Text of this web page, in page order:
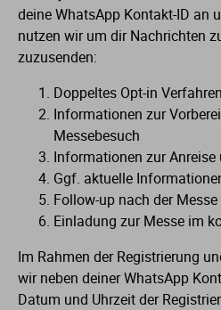
deine WhatsApp Kontakt-ID an
nutzen wir um dir Nachrichten
zuzusenden:
Doppeltes Opt-in
Informationen zur
Messebesuch
Informationen zur
Ggf. aktuelle
Follow-up nach der Messe
Einladung zur Messe im
Im Rahmen der Registrierung
wir neben deiner WhatsApp
Datum und Uhrzeit der